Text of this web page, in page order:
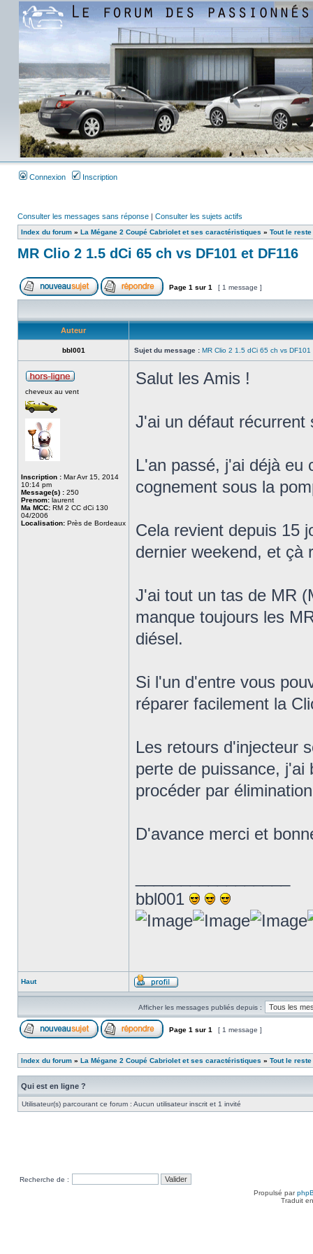
Connexion Inscription
Consulter les messages sans réponse | Consulter les sujets actifs
Index du forum » La Mégane 2 Coupé Cabriolet et ses caractéristiques » Tout le reste
MR Clio 2 1.5 dCi 65 ch vs DF101 et DF116
Page 1 sur 1 [ 1 message ]
Auteur
bbl001 Sujet du message : MR Clio 2 1.5 dCi 65 ch vs DF101
cheveux au vent
Inscription : Mar Avr 15, 2014
10:14 pm
Message(s) : 250
Prenom: laurent
Ma MCC: RM 2 CC dCi 130
04/2006
Localisation: Près de Bordeaux
Salut les Amis !
J'ai un défaut récurrent
L'an passé, j'ai déjà eu
cognement sous la
Cela revient depuis 15
dernier weekend, et çà
J'ai tout un tas de MR
manque toujours les
diésel.
Si l'un d'entre vous
réparer facilement la
Les retours d'injecteur
perte de puissance, j'ai
procéder par
D'avance merci et
bbl001
Haut
Afficher les messages publiés depuis :
Page 1 sur 1 [ 1 message ]
Index du forum » La Mégane 2 Coupé Cabriolet et ses caractéristiques » Tout le reste
Qui est en ligne ?
Utilisateur(s) parcourant ce forum : Aucun utilisateur inscrit et 1 invité
Recherche de :
Propulsé par
Traduit